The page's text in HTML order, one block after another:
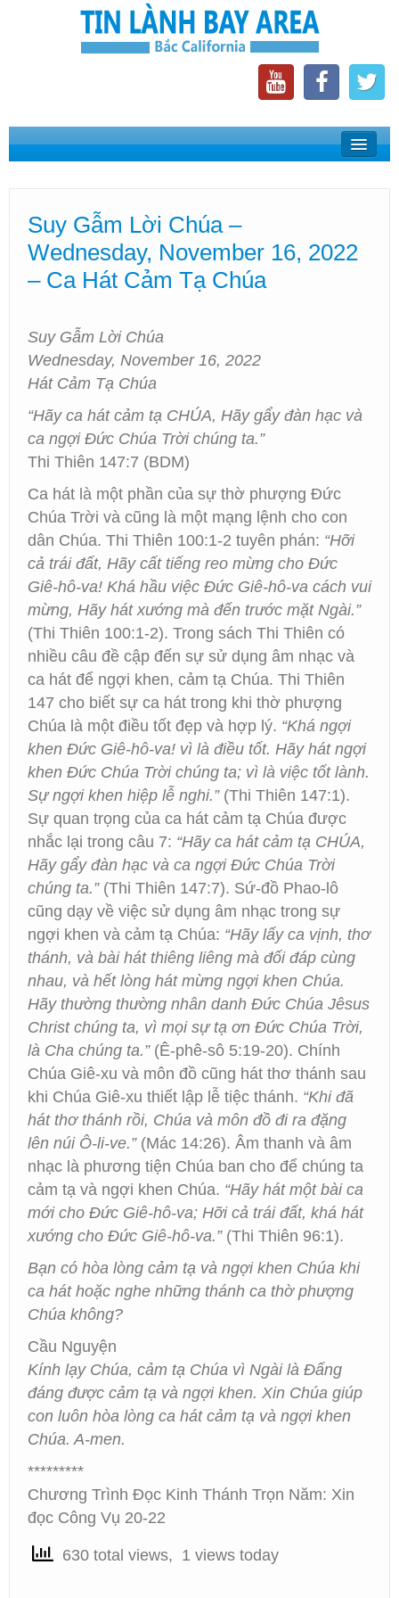
Home
Phát Thanh Tin Lành Bay Area
Các Hội Thánh Bắc California
Suy Gẫm Lời Chúa –
Wednesday, November 16, 2022
– Ca Hát Cảm Tạ Chúa
Suy Gẫm Lời Chúa
Wednesday, November 16, 2022
Hát Cảm Tạ Chúa
“Hãy ca hát cảm tạ CHÚA, Hãy gẩy đàn hạc và
ca ngợi Đức Chúa Trời chúng ta.”
Thi Thiên 147:7 (BDM)
Ca hát là một phần của sự thờ phượng Đức
Chúa Trời và cũng là một mạng lệnh cho con
dân Chúa. Thi Thiên 100:1-2 tuyên phán: “Hỡi
cả trái đất, Hãy cất tiếng reo mừng cho Đức
Giê-hô-va! Khá hầu việc Đức Giê-hô-va cách vui
mừng, Hãy hát xướng mà đến trước mặt Ngài.”
(Thi Thiên 100:1-2). Trong sách Thi Thiên có
nhiều câu đề cập đến sự sử dụng âm nhạc và
ca hát để ngợi khen, cảm tạ Chúa. Thi Thiên
147 cho biết sự ca hát trong khi thờ phượng
Chúa là một điều tốt đẹp và hợp lý. “Khá ngợi
khen Đức Giê-hô-va! vì là điều tốt. Hãy hát ngợi
khen Đức Chúa Trời chúng ta; vì là việc tốt lành.
Sự ngợi khen hiệp lễ nghi.”(Thi Thiên 147:1).
Sự quan trọng của ca hát cảm tạ Chúa được
nhắc lại trong câu 7: “Hãy ca hát cảm tạ CHÚA,
Hãy gẩy đàn hạc và ca ngợi Đức Chúa Trời
chúng ta.”(Thi Thiên 147:7). Sứ-đồ Phao-lô
cũng dạy về việc sử dụng âm nhạc trong sự
ngợi khen và cảm tạ Chúa: “Hãy lấy ca vịnh, thơ
thánh, và bài hát thiêng liêng mà đối đáp cùng
nhau, và hết lòng hát mừng ngợi khen Chúa.
Hãy thường thường nhân danh Đức Chúa Jêsus
Christ chúng ta, vì mọi sự tạ ơn Đức Chúa Trời,
là Cha chúng ta.”(Ê-phê-sô 5:19-20). Chính
Chúa Giê-xu và môn đồ cũng hát thơ thánh sau
khi Chúa Giê-xu thiết lập lễ tiệc thánh. “Khi đã
hát thơ thánh rồi, Chúa và môn đồ đi ra đặng
lên núi Ô-li-ve.”(Mác 14:26). Âm thanh và âm
nhạc là phương tiện Chúa ban cho để chúng ta
cảm tạ và ngợi khen Chúa. “Hãy hát một bài ca
mới cho Đức Giê-hô-va; Hỡi cả trái đất, khá hát
xướng cho Đức Giê-hô-va.”(Thi Thiên 96:1).
Bạn có hòa lòng cảm tạ và ngợi khen Chúa khi
ca hát hoặc nghe những thánh ca thờ phượng
Chúa không?
Cầu Nguyện
Kính lạy Chúa, cảm tạ Chúa vì Ngài là Đấng
đáng được cảm tạ và ngợi khen. Xin Chúa giúp
con luôn hòa lòng ca hát cảm tạ và ngợi khen
Chúa. A-men.
*********
Chương Trình Đọc Kinh Thánh Trọn Năm: Xin
đọc Công Vụ 20-22
630 total views, 1 views today